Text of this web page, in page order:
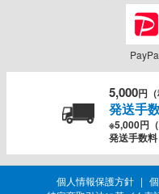
5,000円（
発送手
※5,000円
発送手数
個人情報保護方針